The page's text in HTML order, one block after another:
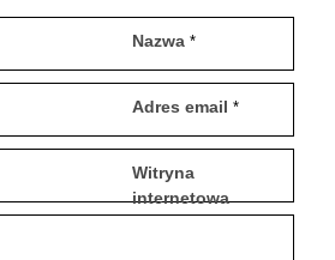
Nazwa *
Adres email *
Witryna
internetowa